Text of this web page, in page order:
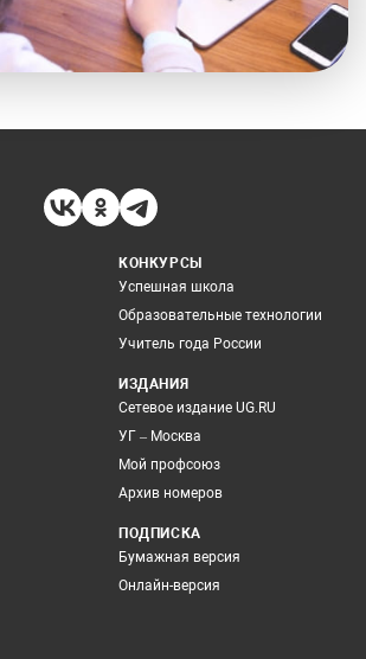
КОНКУРСЫ
Успешная школа
Образовательные технологии
Учитель года России
ИЗДАНИЯ
Сетевое издание UG.RU
УГ – Москва
Мой профсоюз
Архив номеров
ПОДПИСКА
Бумажная версия
Онлайн-версия